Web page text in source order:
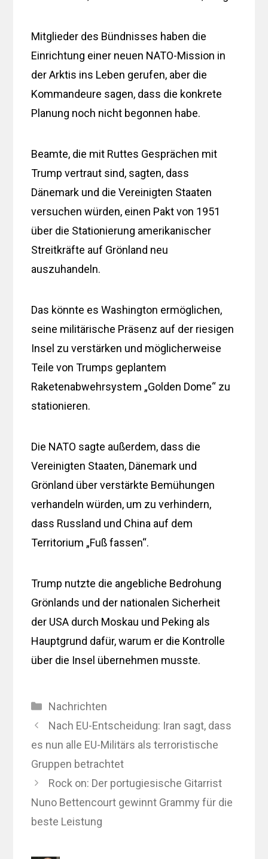
Mitglieder des Bündnisses haben die
Einrichtung einer neuen NATO-Mission in
der Arktis ins Leben gerufen, aber die
Kommandeure sagen, dass die konkrete
Planung noch nicht begonnen habe.
Beamte, die mit Ruttes Gesprächen mit
Trump vertraut sind, sagten, dass
Dänemark und die Vereinigten Staaten
versuchen würden, einen Pakt von 1951
über die Stationierung amerikanischer
Streitkräfte auf Grönland neu
auszuhandeln.
Das könnte es Washington ermöglichen,
seine militärische Präsenz auf der riesigen
Insel zu verstärken und möglicherweise
Teile von Trumps geplantem
Raketenabwehrsystem „Golden Dome“ zu
stationieren.
Die NATO sagte außerdem, dass die
Vereinigten Staaten, Dänemark und
Grönland über verstärkte Bemühungen
verhandeln würden, um zu verhindern,
dass Russland und China auf dem
Territorium „Fuß fassen“.
Trump nutzte die angebliche Bedrohung
Grönlands und der nationalen Sicherheit
der USA durch Moskau und Peking als
Hauptgrund dafür, warum er die Kontrolle
über die Insel übernehmen musste.
Kategorien
Nachrichten
Nach EU-Entscheidung: Iran sagt, dass
es nun alle EU-Militärs als terroristische
Gruppen betrachtet
Rock on: Der portugiesische Gitarrist
Nuno Bettencourt gewinnt Grammy für die
beste Leistung